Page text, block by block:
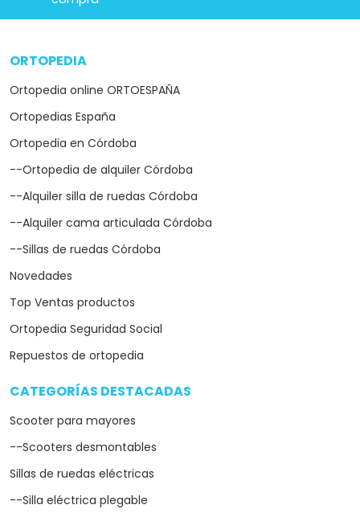
ORTOPEDIA
Ortopedia online ORTOESPAÑA
Ortopedias España
Ortopedia en Córdoba
--Ortopedia de alquiler Córdoba
--Alquiler silla de ruedas Córdoba
--Alquiler cama articulada Córdoba
--Sillas de ruedas Córdoba
Novedades
Top Ventas productos
Ortopedia Seguridad Social
Repuestos de ortopedia
CATEGORÍAS DESTACADAS
Scooter para mayores
--Scooters desmontables
Sillas de ruedas eléctricas
--Silla eléctrica plegable